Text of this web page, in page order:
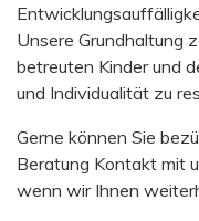
Unsere Grundhaltung
betreuten Kinder und
und Individualität zu
Gerne können Sie
Beratung Kontakt mit
wenn wir Ihnen